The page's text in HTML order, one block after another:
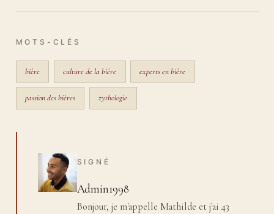
MOTS-CLÉS
bière culture de la bière experts en bière
passion des bières zythologie
SIGNÉ
Admin1998
Bonjour, je m'appelle Mathilde et j'ai 43